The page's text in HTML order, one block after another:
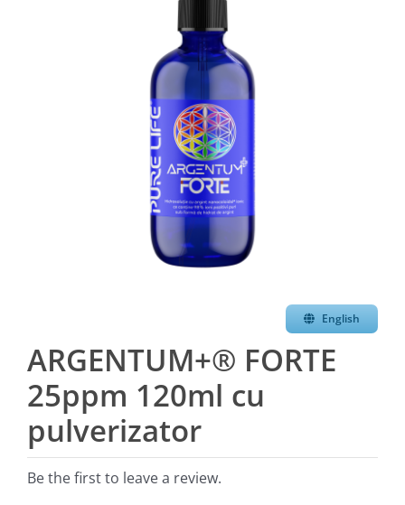
English
ARGENTUM+® FORTE
25ppm 120ml cu
pulverizator
Be the first to leave a review.